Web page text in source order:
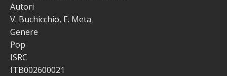
Autori
V. Buchicchio, E. Meta
Genere
Pop
ISRC
ITB002600021